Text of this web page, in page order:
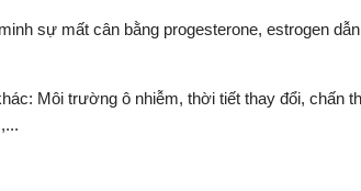
sự mất cân bằng progesterone, estrogen
Môi trường ô nhiễm, thời tiết thay đổi, chấn